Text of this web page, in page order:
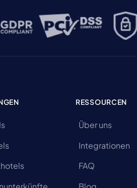
RESSOURCEN
Über uns
Integrationen
FAQ